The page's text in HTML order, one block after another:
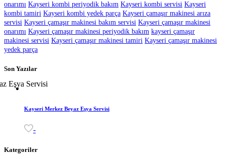
onarımı Kayseri kombi periyodik bakım Kayseri kombi servisi Kayseri
kombi tamiri Kayseri kombi yedek parça Kayseri çamaşır makinesi arıza
servisi Kayseri çamaşır makinesi bakım servisi Kayseri çamaşır makinesi
onarımı Kayseri çamaşır makinesi periyodik bakım kayseri çamaşır
makinesi servisi Kayseri çamaşır makinesi tamiri Kayseri çamaşır makinesi
yedek parça
Son Yazılar
Kayseri Merkez Beyaz Eşya Servisi
-
Kategoriler